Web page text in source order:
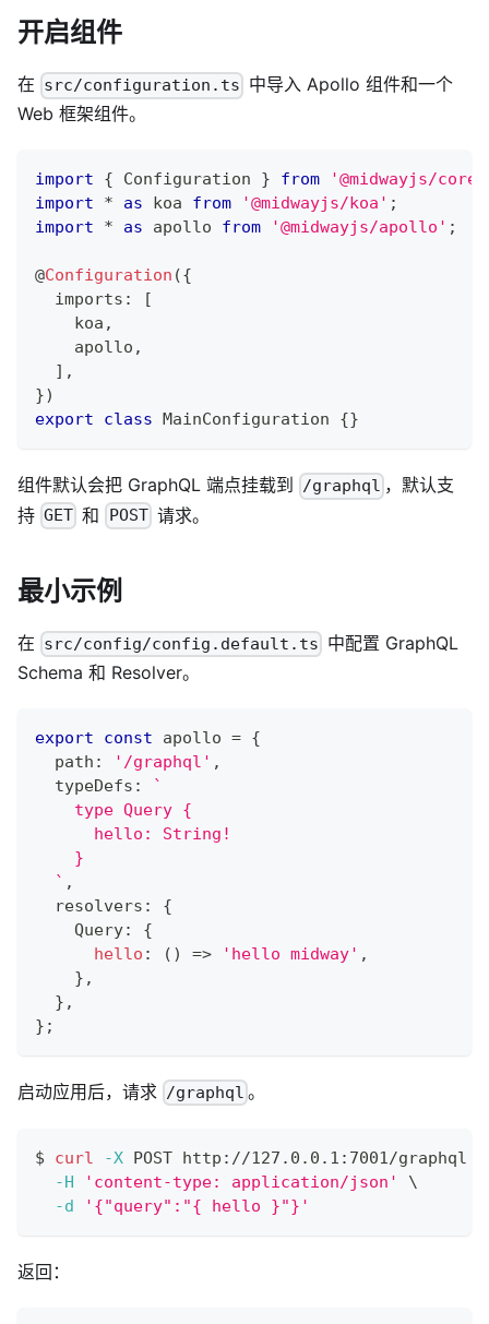
开启组件
在 src/configuration.ts 中导入 Apollo 组件和一个
Web 框架组件。
import { Configuration } from '@midwayjs/core'
import
* as koa from '@midwayjs/koa' ;
import
* as apollo from '@midwayjs/apollo' ;
@Configuration ({
  imports
:
[
    koa
,
    apollo
,
] ,
})
export
class MainConfiguration {}
组件默认会把 GraphQL 端点挂载到 /graphql ，默认支
持 GET 和 POST 请求。
最小示例
在 src/config/config.default.ts 中配置 GraphQL
Schema 和 Resolver。
export const apollo = {
  path
: '/graphql' ,
  typeDefs
:
`
    type Query {
      hello: String!
    }
` ,
  resolvers
:
{
    Query
:
{
hello : ( ) => 'hello midway' ,
} ,
} ,
} ;
启动应用后，请求 /graphql 。
$ curl -X POST http://127.0.0.1:7001/graphql
-H
'content-type: application/json'
\
-d
'{"query":"{ hello }"}'
返回：